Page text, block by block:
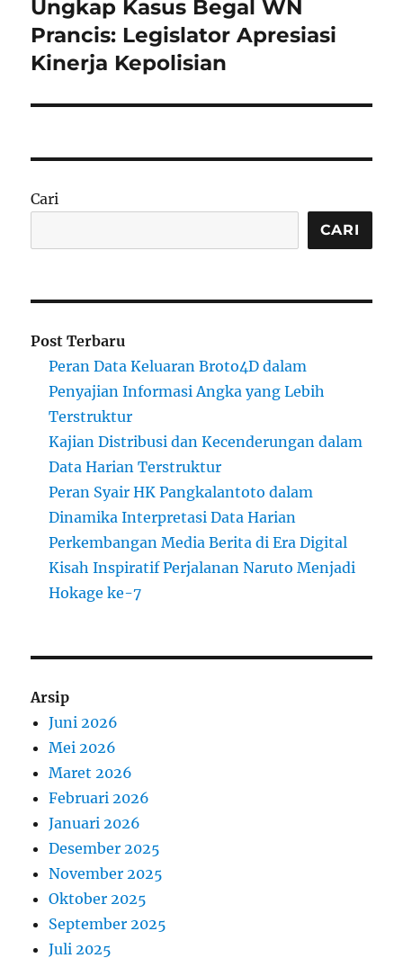
Ungkap Kasus Begal WN
Prancis: Legislator Apresiasi
Kinerja Kepolisian
Cari
CARI
Post Terbaru
Peran Data Keluaran Broto4D dalam
Penyajian Informasi Angka yang Lebih
Terstruktur
Kajian Distribusi dan Kecenderungan dalam
Data Harian Terstruktur
Peran Syair HK Pangkalantoto dalam
Dinamika Interpretasi Data Harian
Perkembangan Media Berita di Era Digital
Kisah Inspiratif Perjalanan Naruto Menjadi
Hokage ke-7
Arsip
Juni 2026
Mei 2026
Maret 2026
Februari 2026
Januari 2026
Desember 2025
November 2025
Oktober 2025
September 2025
Juli 2025